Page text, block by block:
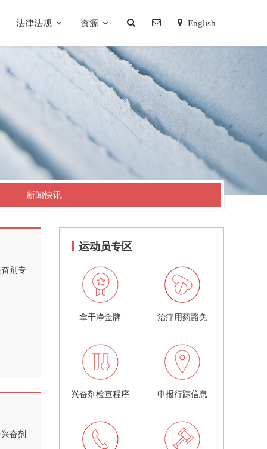
法律法规 资源 English
新闻快讯
剂专
奋剂
运动员专区
拿干净金牌 治疗用药豁免
兴奋剂检查程序 申报行踪信息